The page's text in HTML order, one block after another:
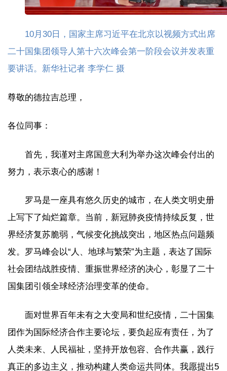
10月30日，国家主席习近平在北京以视频方式出席
二十国集团领导人第十六次峰会第一阶段会议并发表重
要讲话。新华社记者 李学仁 摄
尊敬的德拉吉总理，
各位同事：
首先，我谨对主席国意大利为举办这次峰会付出的
努力，表示衷心的感谢！
罗马是一座具有悠久历史的城市，在人类文明史册
上写下了灿烂篇章。当前，新冠肺炎疫情持续反复，世
界经济复苏脆弱，气候变化挑战突出，地区热点问题频
发。罗马峰会以“人、地球与繁荣”为主题，表达了国际
社会团结战胜疫情、重振世界经济的决心，彰显了二十
国集团引领全球经济治理变革的使命。
面对世界百年未有之大变局和世纪疫情，二十国集
团作为国际经济合作主要论坛，要负起应有责任，为了
人类未来、人民福祉，坚持开放包容、合作共赢，践行
真正的多边主义，推动构建人类命运共同体。我愿提出5